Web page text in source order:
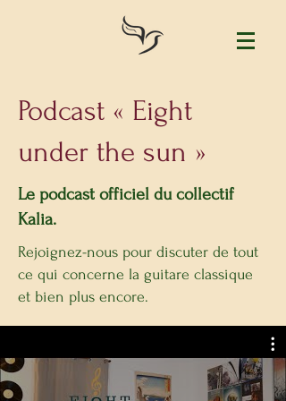
Podcast « Eight
under the sun »
Le podcast officiel du collectif
Kalia.
Rejoignez-nous pour discuter de tout
ce qui concerne la guitare classique
et bien plus encore.